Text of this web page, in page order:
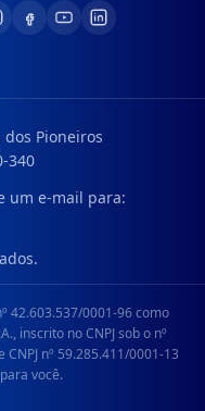
dos Pioneiros
340
um e-mail para:
42.603.537/0001-96 como
inscrito no CNPJ sob o nº
nº 59.285.411/0001-13
você.